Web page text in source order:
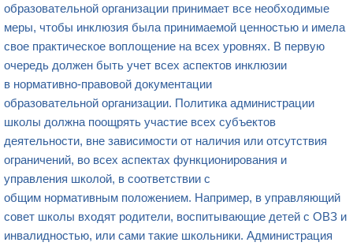
образовательной организации принимает все необходимые
меры, чтобы инклюзия была принимаемой ценностью и имела
свое практическое воплощение на всех уровнях. В первую
очередь должен быть учет всех аспектов инклюзии
в нормативно-правовой документации
образовательной организации. Политика администрации
школы должна поощрять участие всех субъектов
деятельности, вне зависимости от наличия или отсутствия
ограничений, во всех аспектах функционирования и
управления школой, в соответствии с
общим нормативным положением. Например, в управляющий
совет школы входят родители, воспитывающие детей с ОВЗ и
инвалидностью, или сами такие школьники. Администрация